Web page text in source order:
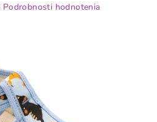
Podrobnosti hodnotenia